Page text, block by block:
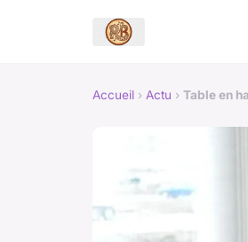
Accueil › Actu › Table en